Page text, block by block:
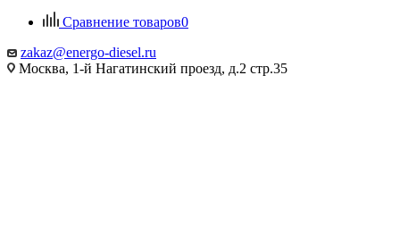
Сравнение товаров0
zakaz@energo-diesel.ru
Москва, 1-й Нагатинский проезд, д.2 стр.35